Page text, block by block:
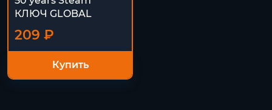
КЛЮЧ GLOBAL
209 ₽
Купить